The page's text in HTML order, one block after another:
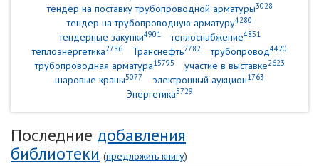
тендер на поставку трубопроводной арматуры3028
тендер на трубопроводную арматуру4280
тендерные закупки4901 теплоснабжение4851
теплоэнергетика2786 Транснефть2782 трубопровод4420
трубопроводная арматура15795 участие в выставке2623
шаровые краны5077 электронный аукцион1763
Энергетика5729
Последние добавления
библиотеки (предложить книгу)